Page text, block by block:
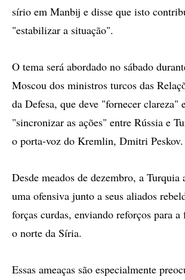
sírio em Manbij e disse que isto
"estabilizar a situação".
O tema será abordado no sábado
Moscou dos ministros turcos das
da Defesa, que deve "fornecer clareza"
"sincronizar as ações" entre Rússia e
o porta-voz do Kremlin, Dmitri Peskov.
Desde meados de dezembro, a Turquia
uma ofensiva junto a seus aliados
forças curdas, enviando reforços para
o norte da Síria.
Essas ameaças são especialmente